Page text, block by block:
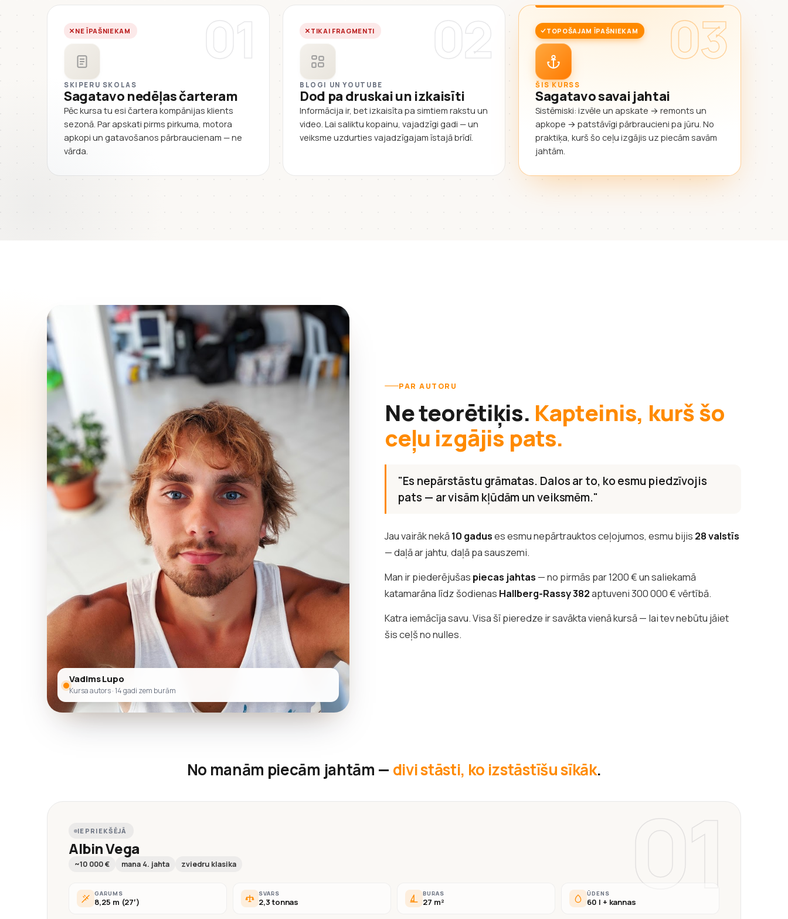
01
NE ĪPAŠNIEKAM
SKIPERU SKOLAS
Sagatavo nedēļas čarteram
Pēc kursa tu esi čartera kompānijas klients
sezonā. Par apskati pirms pirkuma, motora
apkopi un gatavošanos pārbraucienam — ne
vārda.
02
TIKAI FRAGMENTI
BLOGI UN YOUTUBE
Dod pa druskai un izkaisīti
Informācija ir, bet izkaisīta pa simtiem rakstu un
video. Lai saliktu kopainu, vajadzīgi gadi — un
veiksme uzdurties vajadzīgajam īstajā brīdī.
03
TOPOŠAJAM ĪPAŠNIEKAM
ŠIS KURSS
Sagatavo savai jahtai
Sistēmiski: izvēle un apskate → remonts un
apkope → patstāvīgi pārbraucieni pa jūru. No
praktiķa, kurš šo ceļu izgājis uz piecām savām
jahtām.
Vadims Lupo
Kursa autors · 14 gadi zem burām
PAR AUTORU
Ne teorētiķis. Kapteinis, kurš šo
ceļu izgājis pats.
"Es nepārstāstu grāmatas. Dalos ar to, ko esmu piedzīvojis
pats — ar visām kļūdām un veiksmēm."
Jau vairāk nekā10 gaduses esmu nepārtrauktos ceļojumos, esmu bijis 28 valstīs
— daļā ar jahtu, daļā pa sauszemi.
Man ir piederējušas piecas jahtas — no pirmās par 1200 € un saliekamā
katamarāna līdz šodienas Hallberg-Rassy 382aptuveni 300 000 € vērtībā.
Katra iemācīja savu. Visa šī pieredze ir savākta vienā kursā — lai tev nebūtu jāiet
šis ceļš no nulles.
No manām piecām jahtām — divi stāsti, ko izstāstīšu sīkāk.
01
IEPRIEKŠĒJĀ
Albin Vega
~10 000 € mana 4. jahta zviedru klasika
GARUMS
8,25 m (27′)
SVARS
2,3 tonnas
BURAS
27 m²
ŪDENS
60 l + kannas